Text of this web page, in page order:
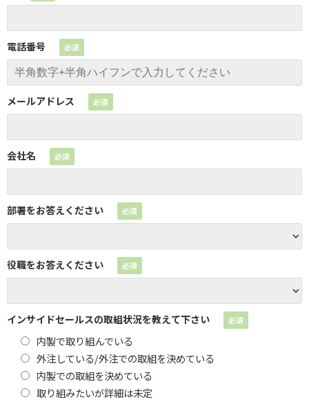
電話番号
メールアドレス
会社名
部署をお答えください
役職をお答えください
インサイドセールスの取組状況を教えて下さい
内製で取り組んでいる
外注している/外注での取組を決めている
内製での取組を決めている
取り組みたいが詳細は未定